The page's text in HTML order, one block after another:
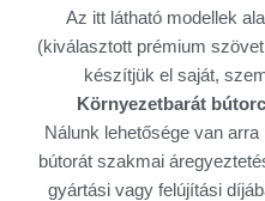
Az itt látható modellek
(kiválasztott prémium
készítjük el saját,
Környezetbarát
Nálunk lehetősége van
bútorát szakmai
gyártási vagy felújítási